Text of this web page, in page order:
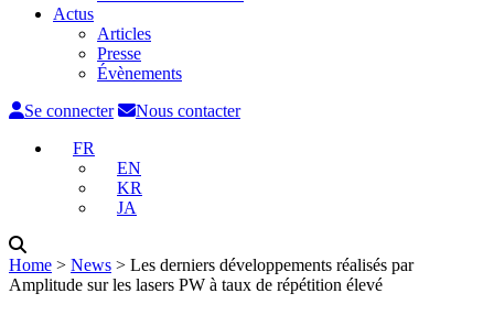
Actus
Articles
Presse
Évènements
Se connecter
Nous contacter
FR
EN
KR
JA
Home ˃ News ˃ Les derniers développements réalisés par
Amplitude sur les lasers PW à taux de répétition élevé